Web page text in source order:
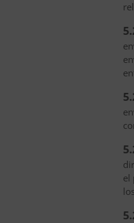
el